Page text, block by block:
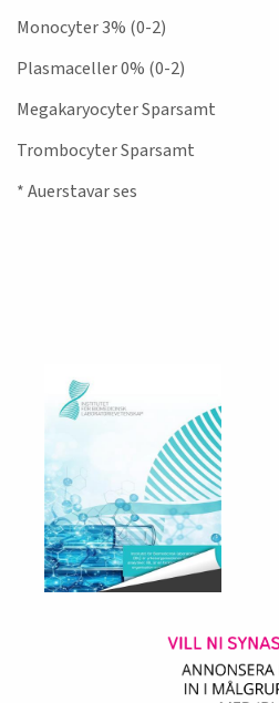
Monocyter 3% (0-2)
Plasmaceller 0% (0-2)
Megakaryocyter Sparsamt
Trombocyter Sparsamt
* Auerstavar ses